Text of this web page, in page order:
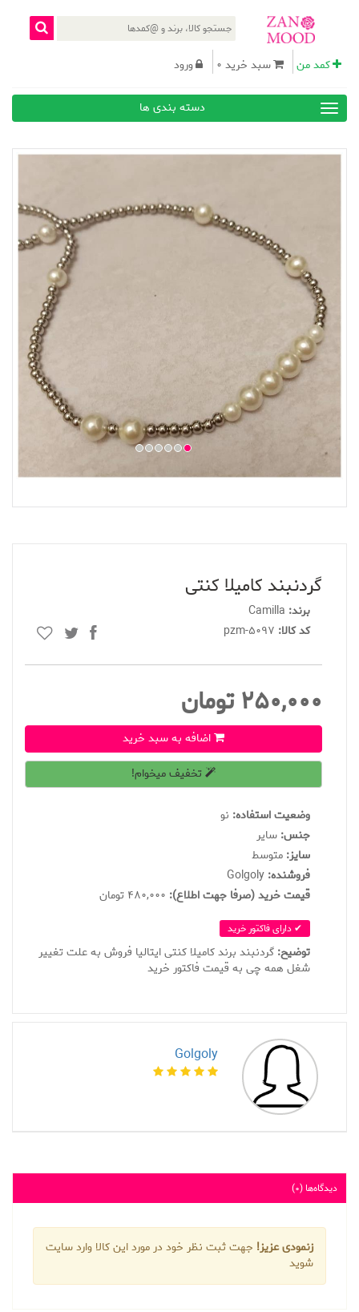
کمد من سبد خرید 0 ورود
دسته بندی ها
گردنبند کامیلا کنتی
برند:
کد کالا:
250,000 تومان
اضافه به سبد خرید
تخفیف میخوام!
وضعیت استفاده: نو
جنس: سایر
سايز: متوسط
فروشنده: Golgoly
قیمت خرید (صرفا جهت اطلاع): 480,000 تومان
✔ دارای فاکتور خرید
توضیح: گردنبند برند کامیلا کنتی ایتالیا فروش به علت تغییر
شغل همه چی به قیمت فاکتور خرید
Golgoly
دیدگاه‌ها (0)
زنمودی عزیز! جهت ثبت نظر خود در مورد این کالا وارد سایت
شوید